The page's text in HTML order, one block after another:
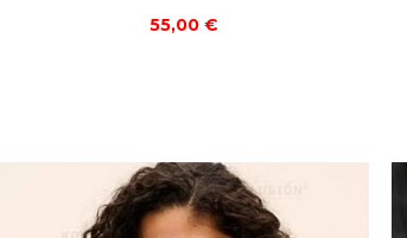
55,00 €